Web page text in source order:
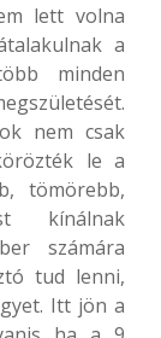
lett volna
a
minden
nem csak
le a
tömörebb,
kínálnak
számára
tud lenni,
Itt jön a